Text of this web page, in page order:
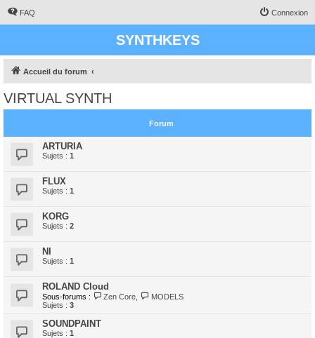
FAQ Connexion
SYNTHKEYS
Accueil du forum
VIRTUAL SYNTH
Forum
ARTURIA
Sujets : 1
FLUX
Sujets : 1
KORG
Sujets : 2
NI
Sujets : 1
ROLAND Cloud
Sous-forums : Zen Core
MODELS
Sujets : 3
SOUNDPAINT
Sujets : 1